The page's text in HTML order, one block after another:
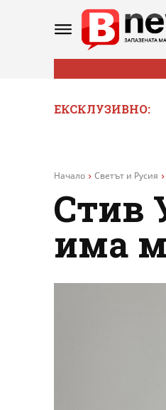
ЕКСКЛУЗИВНО:
Начало Светът и Русия
Стив
има